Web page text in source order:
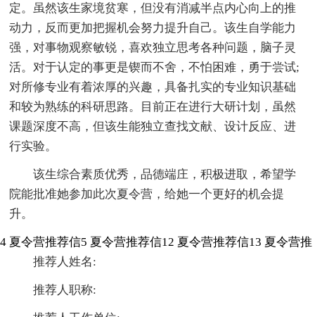
定。虽然该生家境贫寒，但没有消减半点内心向上的推
动力，反而更加把握机会努力提升自己。该生自学能力
强，对事物观察敏锐，喜欢独立思考各种问题，脑子灵
活。对于认定的事更是锲而不舍，不怕困难，勇于尝试;
对所修专业有着浓厚的兴趣，具备扎实的专业知识基础
和较为熟练的科研思路。目前正在进行大研计划，虽然
课题深度不高，但该生能独立查找文献、设计反应、进
行实验。
该生综合素质优秀，品德端庄，积极进取，希望学
院能批准她参加此次夏令营，给她一个更好的机会提
升。
4
推荐人姓名:
推荐人职称:
夏令营推荐信5 夏令营推荐信12 夏令营推荐信13 夏令营推